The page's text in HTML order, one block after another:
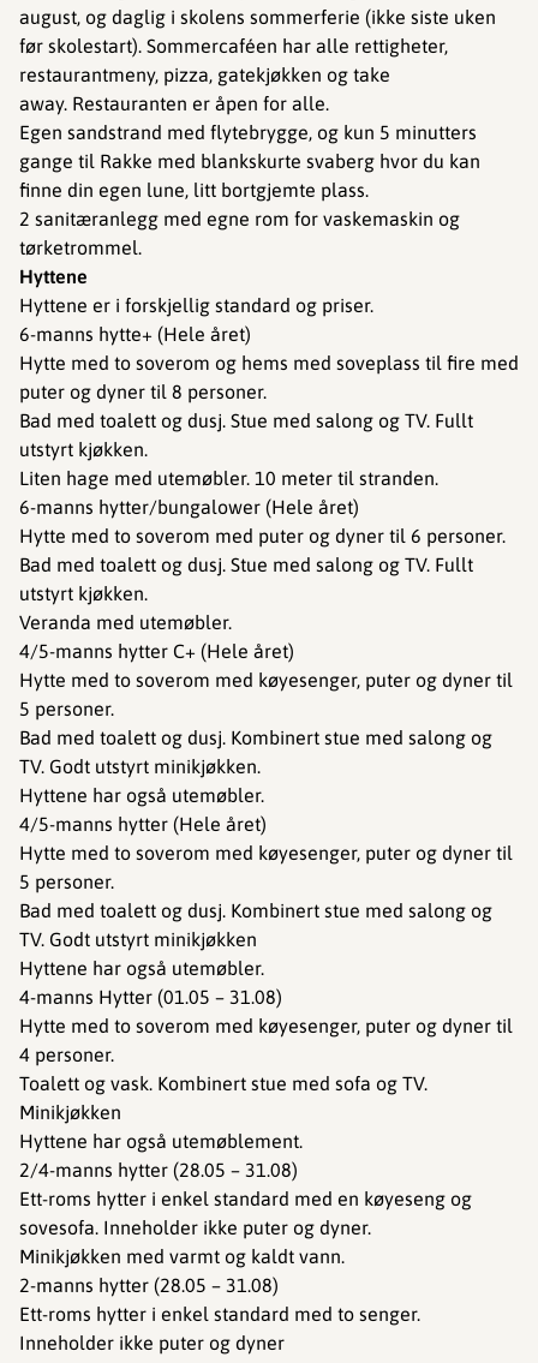
august, og daglig i skolens sommerferie (ikke siste uken
før skolestart). Sommercaféen har alle rettigheter,
restaurantmeny, pizza, gatekjøkken og take
away. Restauranten er åpen for alle.
Egen sandstrand med flytebrygge, og kun 5 minutters
gange til Rakke med blankskurte svaberg hvor du kan
finne din egen lune, litt bortgjemte plass.
2 sanitæranlegg med egne rom for vaskemaskin og
tørketrommel.
Hyttene
Hyttene er i forskjellig standard og priser.
6-manns hytte+ (Hele året)
Hytte med to soverom og hems med soveplass til fire med
puter og dyner til 8 personer.
Bad med toalett og dusj. Stue med salong og TV. Fullt
utstyrt kjøkken.
Liten hage med utemøbler. 10 meter til stranden.
6-manns hytter/bungalower (Hele året)
Hytte med to soverom med puter og dyner til 6 personer.
Bad med toalett og dusj. Stue med salong og TV. Fullt
utstyrt kjøkken.
Veranda med utemøbler.
4/5-manns hytter C+ (Hele året)
Hytte med to soverom med køyesenger, puter og dyner til
5 personer.
Bad med toalett og dusj. Kombinert stue med salong og
TV. Godt utstyrt minikjøkken.
Hyttene har også utemøbler.
4/5-manns hytter (Hele året)
Hytte med to soverom med køyesenger, puter og dyner til
5 personer.
Bad med toalett og dusj. Kombinert stue med salong og
TV. Godt utstyrt minikjøkken
Hyttene har også utemøbler.
4-manns Hytter (01.05 – 31.08)
Hytte med to soverom med køyesenger, puter og dyner til
4 personer.
Toalett og vask. Kombinert stue med sofa og TV.
Minikjøkken
Hyttene har også utemøblement.
2/4-manns hytter (28.05 – 31.08)
Ett-roms hytter i enkel standard med en køyeseng og
sovesofa. Inneholder ikke puter og dyner.
Minikjøkken med varmt og kaldt vann.
2-manns hytter (28.05 – 31.08)
Ett-roms hytter i enkel standard med to senger.
Inneholder ikke puter og dyner